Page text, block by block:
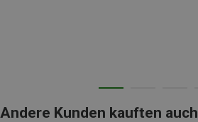
Andere Kunden kauften auch